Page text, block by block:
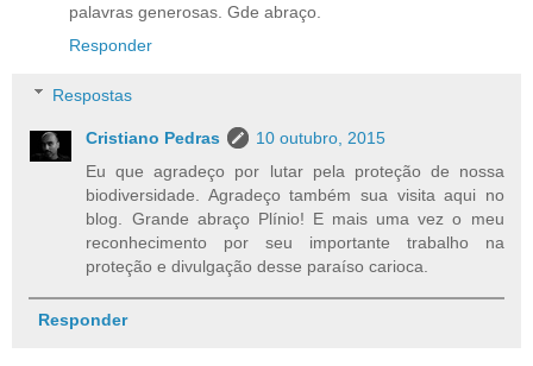
palavras generosas. Gde abraço.
Responder
Respostas
Cristiano Pedras
10 outubro, 2015
Eu que agradeço por lutar pela proteção de nossa
biodiversidade. Agradeço também sua visita aqui no
blog. Grande abraço Plínio! E mais uma vez o meu
reconhecimento por seu importante trabalho na
proteção e divulgação desse paraíso carioca.
Responder